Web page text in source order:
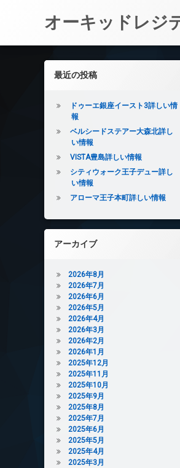
オーキッドレジ
左サイドバー
最近の投稿
ドゥーエ銀座イースト3詳しい情
報
ベルシードステアー大森北詳し
い情報
VISTA豊島詳しい情報
シティウォーク王子デュー詳し
い情報
アローマ王子本町詳しい情報
アーカイブ
2026年8月
2026年7月
2026年6月
2026年5月
2026年4月
2026年3月
2026年2月
2026年1月
2025年12月
2025年11月
2025年10月
2025年9月
2025年8月
2025年7月
2025年6月
2025年5月
2025年4月
2025年3月